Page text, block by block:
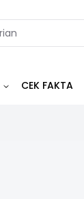
CEK FAKTA